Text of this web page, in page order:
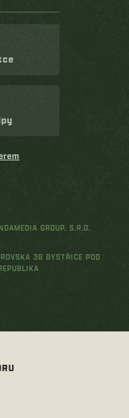
GROUP, S.R.O.
38 BYSTŘICE POD